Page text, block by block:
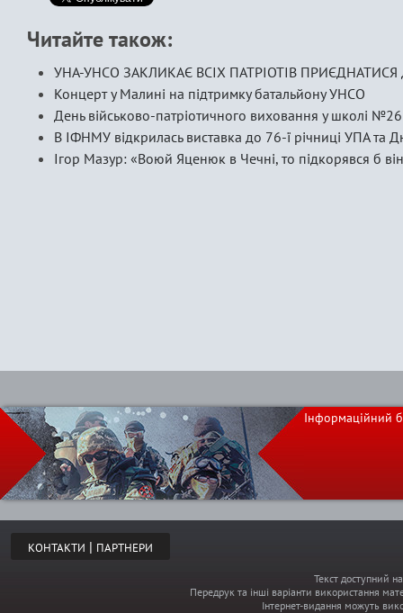
Читайте також:
УНА-УНСО ЗАКЛИКАЄ ВСІХ ПАТРІОТІВ
Концерт у Малині на підтримку батальйону УНСО
День військово-патріотичного виховання у школі
В ІФНМУ відкрилась виставка до 76-ї річниці УПА та
Ігор Мазур: «Воюй Яценюк в Чечні, то підкорявся б
Інформаційний
КОНТАКТИ | ПАРТНЕРИ
Текст доступний
Передрук та інші варіанти використання
Інтернет-видання можуть